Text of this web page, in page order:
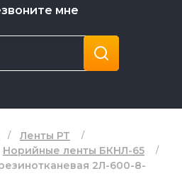
мне
Ленты РТ
Норийные ленты БКНЛ-65
2Л-600-8-